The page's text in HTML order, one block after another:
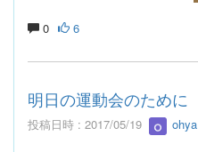
0 6
明日の運動会のために
投稿日時 : 2017/05/19 ohya